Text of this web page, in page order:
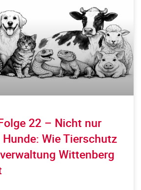
22 – Nicht nur
Wie Tierschutz
Wittenberg